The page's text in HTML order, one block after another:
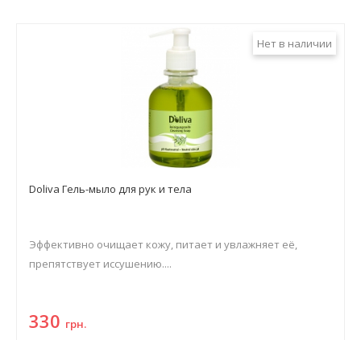
Нет в наличии
Doliva Гель-мыло для рук и тела
Эффективно очищает кожу, питает и увлажняет её,
препятствует иссушению....
330 грн.